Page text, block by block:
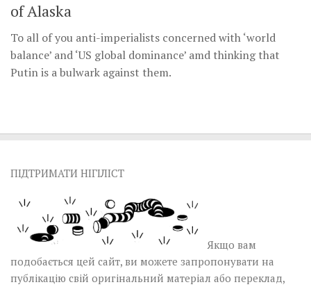
of Alaska
To all of you anti-imperialists concerned with ‘world
balance’ and ‘US global dominance’ amd thinking that
Putin is a bulwark against them.
ПІДТРИМАТИ НІГІЛІСТ
Якщо вам
подобається цей сайт, ви можете запропонувати на
публікацію свій оригінальний матеріал або переклад,